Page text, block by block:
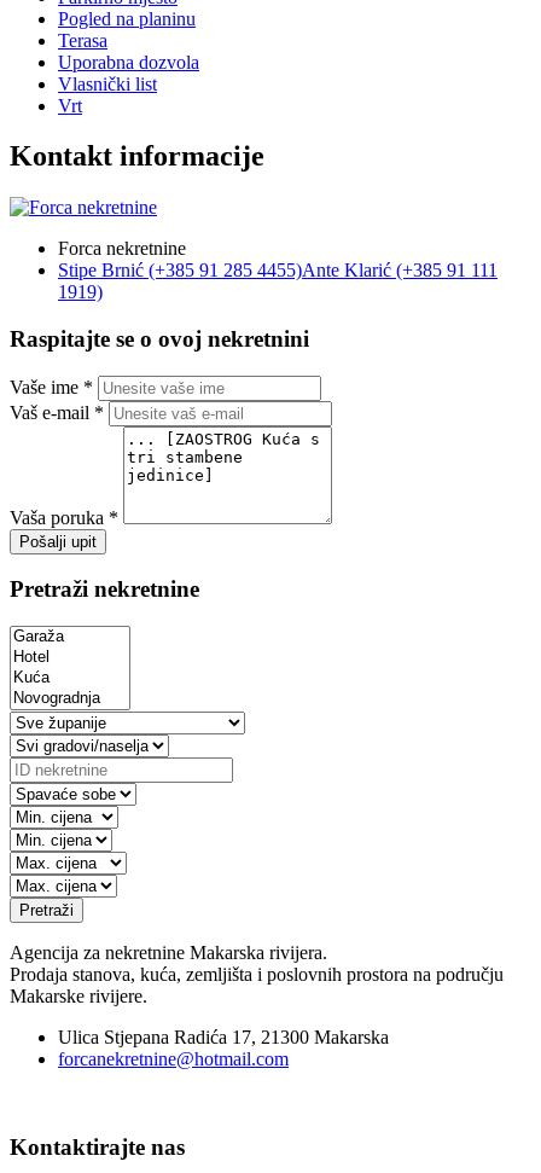
Pogled na planinu
Terasa
Uporabna dozvola
Vlasnički list
Vrt
Kontakt informacije
Forca nekretnine
Stipe Brnić (+385 91 285 4455)Ante Klarić (+385 91 111
1919)
Raspitajte se o ovoj nekretnini
Vaše ime *
Vaš e-mail *
Vaša poruka *
Pošalji upit
Pretraži nekretnine
Pretraži
Agencija za nekretnine Makarska rivijera.
Prodaja stanova, kuća, zemljišta i poslovnih prostora na području
Makarske rivijere.
Ulica Stjepana Radića 17, 21300 Makarska
forcanekretnine@hotmail.com
Kontaktirajte nas